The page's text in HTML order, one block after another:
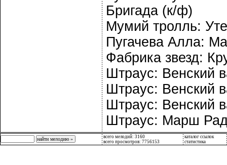
Бригада (к/ф)
Мумий тролль:
Пугачева Алла:
Фабрика звезд:
Штраус: Венский
Штраус: Венский
Штраус: Венский
Штраус: Марш
всего мелодий: 3160
всего просмотров: 7756153
каталог ссылок
статистика